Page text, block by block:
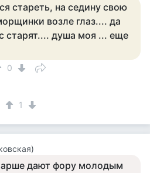
стареть, на седину свою
возле глаз.... да
старят.... душа моя ... еще
0
1
дают фору молодым